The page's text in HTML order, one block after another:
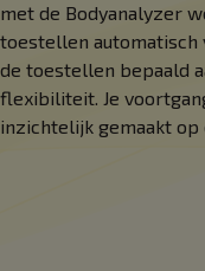
met de Bodyanalyzer
toestellen
de toestellen bepaald
flexibiliteit. Je
inzichtelijk gemaakt op